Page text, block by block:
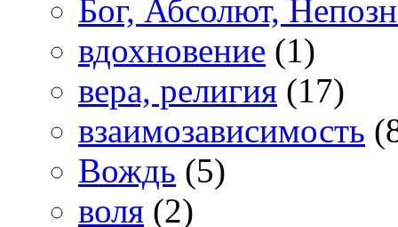
Бог, Абсолют,
вдохновение (1)
вера, религия (17)
взаимозависимость
Вождь (5)
воля (2)